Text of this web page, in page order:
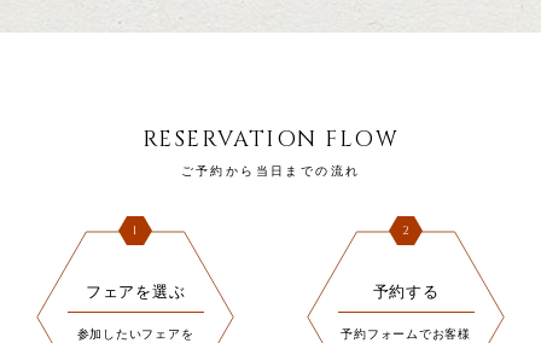
RESERVATION FLOW
ご予約から当日までの流れ
1
フェアを選ぶ
参加したいフェアを
2
予約する
予約フォームでお客様